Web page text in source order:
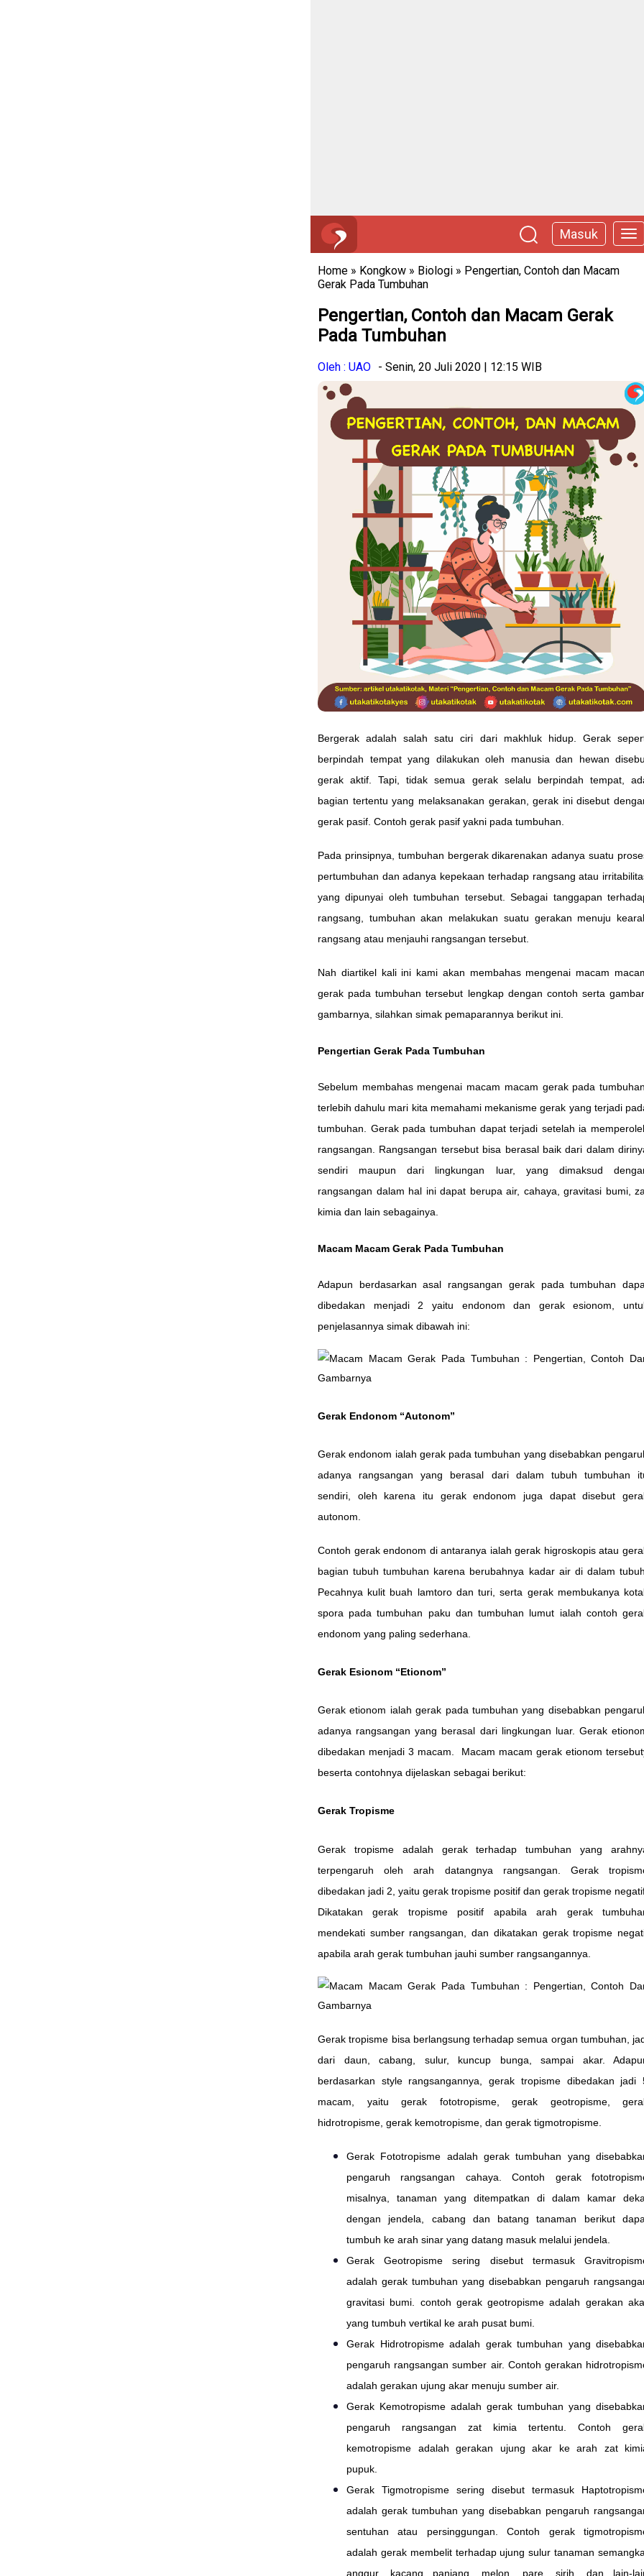
Masuk
Home » Kongkow » Biologi » Pengertian, Contoh dan Macam
Gerak Pada Tumbuhan
Pengertian, Contoh dan Macam Gerak
Pada Tumbuhan
Oleh : UAO - Senin, 20 Juli 2020 | 12:15 WIB
Bergerak adalah salah satu ciri dari makhluk hidup. Gerak
berpindah tempat yang dilakukan oleh manusia dan hewan
gerak aktif. Tapi, tidak semua gerak selalu berpindah tempat,
bagian tertentu yang melaksanakan gerakan, gerak ini disebut
gerak pasif. Contoh gerak pasif yakni pada tumbuhan.
Pada prinsipnya, tumbuhan bergerak dikarenakan adanya suatu
pertumbuhan dan adanya kepekaan terhadap rangsang atau
yang dipunyai oleh tumbuhan tersebut. Sebagai tanggapan
rangsang, tumbuhan akan melakukan suatu gerakan menuju
rangsang atau menjauhi rangsangan tersebut.
Nah diartikel kali ini kami akan membahas mengenai macam
gerak pada tumbuhan tersebut lengkap dengan contoh serta
gambarnya, silahkan simak pemaparannya berikut ini.
Pengertian Gerak Pada Tumbuhan
Sebelum membahas mengenai macam macam gerak pada tumbuhan,
terlebih dahulu mari kita memahami mekanisme gerak yang terjadi
tumbuhan. Gerak pada tumbuhan dapat terjadi setelah ia
rangsangan. Rangsangan tersebut bisa berasal baik dari dalam
sendiri maupun dari lingkungan luar, yang dimaksud
rangsangan dalam hal ini dapat berupa air, cahaya, gravitasi bumi,
kimia dan lain sebagainya.
Macam Macam Gerak Pada Tumbuhan
Adapun berdasarkan asal rangsangan gerak pada tumbuhan
dibedakan menjadi 2 yaitu endonom dan gerak esionom,
penjelasannya simak dibawah ini:
Gerak Endonom “Autonom”
Gerak endonom ialah gerak pada tumbuhan yang disebabkan
adanya rangsangan yang berasal dari dalam tubuh tumbuhan
sendiri, oleh karena itu gerak endonom juga dapat disebut
autonom.
Contoh gerak endonom di antaranya ialah gerak higroskopis atau
bagian tubuh tumbuhan karena berubahnya kadar air di dalam tubuh.
Pecahnya kulit buah lamtoro dan turi, serta gerak membukanya
spora pada tumbuhan paku dan tumbuhan lumut ialah contoh
endonom yang paling sederhana.
Gerak Esionom “Etionom”
Gerak etionom ialah gerak pada tumbuhan yang disebabkan
adanya rangsangan yang berasal dari lingkungan luar. Gerak
dibedakan menjadi 3 macam. Macam macam gerak etionom
beserta contohnya dijelaskan sebagai berikut:
Gerak Tropisme
Gerak tropisme adalah gerak terhadap tumbuhan yang
terpengaruh oleh arah datangnya rangsangan. Gerak
dibedakan jadi 2, yaitu gerak tropisme positif dan gerak tropisme
Dikatakan gerak tropisme positif apabila arah gerak
mendekati sumber rangsangan, dan dikatakan gerak tropisme
apabila arah gerak tumbuhan jauhi sumber rangsangannya.
Gerak tropisme bisa berlangsung terhadap semua organ tumbuhan,
dari daun, cabang, sulur, kuncup bunga, sampai akar.
berdasarkan style rangsangannya, gerak tropisme dibedakan jadi
macam, yaitu gerak fototropisme, gerak geotropisme,
hidrotropisme, gerak kemotropisme, dan gerak tigmotropisme.
Gerak Fototropisme adalah gerak tumbuhan yang
pengaruh rangsangan cahaya. Contoh gerak
misalnya, tanaman yang ditempatkan di dalam kamar
dengan jendela, cabang dan batang tanaman berikut
tumbuh ke arah sinar yang datang masuk melalui jendela.
Gerak Geotropisme sering disebut termasuk
adalah gerak tumbuhan yang disebabkan pengaruh
gravitasi bumi. contoh gerak geotropisme adalah gerakan
yang tumbuh vertikal ke arah pusat bumi.
Gerak Hidrotropisme adalah gerak tumbuhan yang
pengaruh rangsangan sumber air. Contoh gerakan
adalah gerakan ujung akar menuju sumber air.
Gerak Kemotropisme adalah gerak tumbuhan yang
pengaruh rangsangan zat kimia tertentu. Contoh
kemotropisme adalah gerakan ujung akar ke arah zat
pupuk.
Gerak Tigmotropisme sering disebut termasuk
adalah gerak tumbuhan yang disebabkan pengaruh
sentuhan atau persinggungan. Contoh gerak
adalah gerak membelit terhadap ujung sulur tanaman semangka,
anggur, kacang panjang, melon, pare, sirih, dan lain-